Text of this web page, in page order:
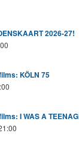
2026-27!
KÖLN 75
I WAS A